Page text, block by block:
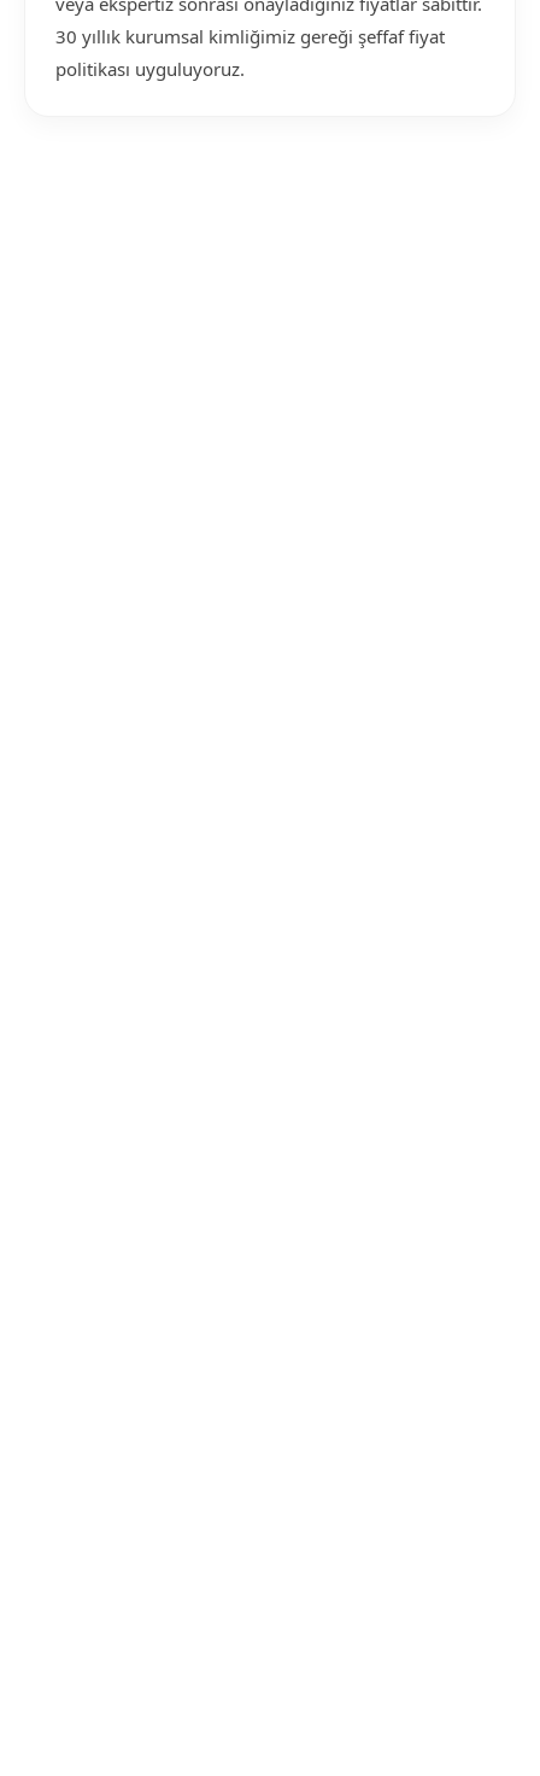
30 yıllık kurumsal kimliğimiz gereği şeffaf fiyat
politikası uyguluyoruz.